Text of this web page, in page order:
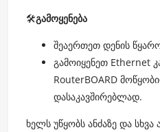
🛠️გამოყენება
შეაერთეთ დენის
გამოიყენეთ Ethernet
RouterBOARD
დასაკავშირებლად.
ხელს უწყობს ანძაზე და